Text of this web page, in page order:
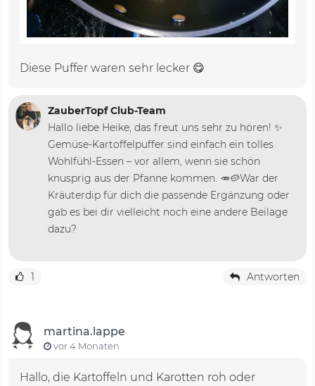
Diese Puffer waren sehr lecker 😋
ZauberTopf Club-Team
Hallo liebe Heike, das freut uns sehr zu hören! ✨
Gemüse-Kartoffelpuffer sind einfach ein tolles
Wohlfühl-Essen – vor allem, wenn sie schön
knusprig aus der Pfanne kommen. 🥕🥔War der
Kräuterdip für dich die passende Ergänzung oder
gab es bei dir vielleicht noch eine andere Beilage
dazu?
1 Antworten
martina.lappe
vor 4 Monaten
Hallo, die Kartoffeln und Karotten roh oder